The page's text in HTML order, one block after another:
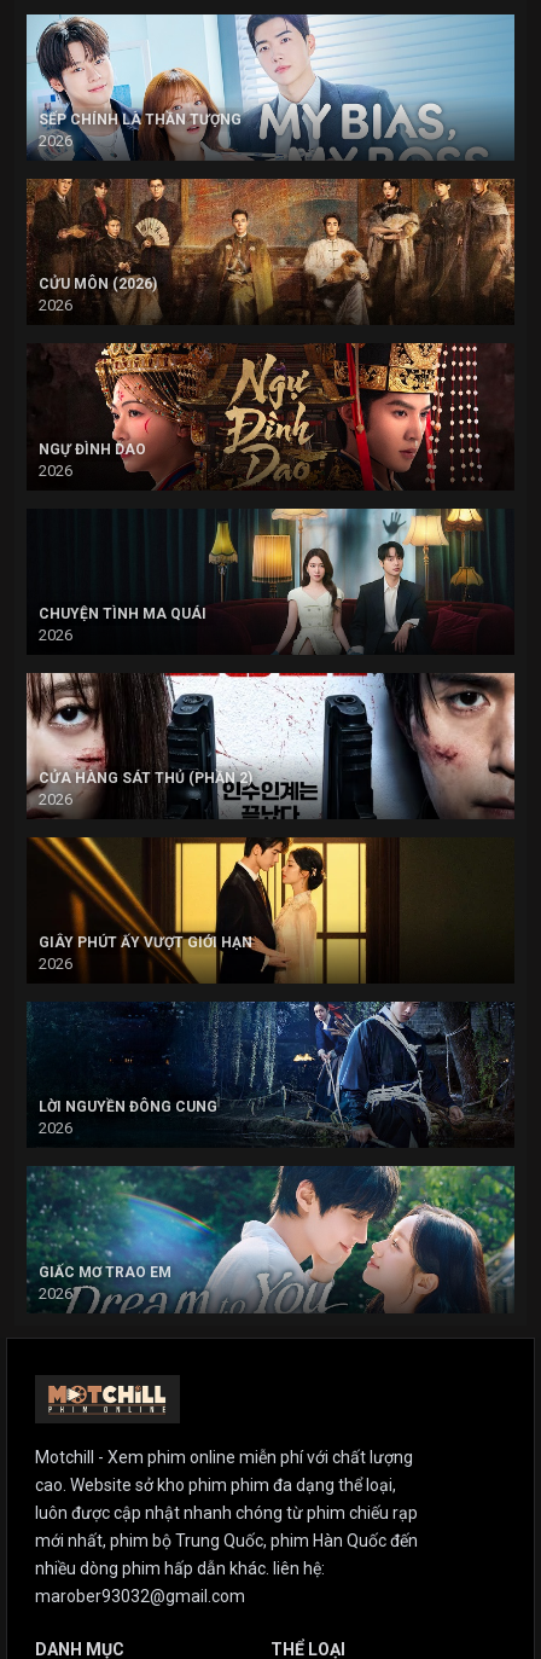
SẾP CHÍNH LÀ THẦN TƯỢNG
2026
CỬU MÔN (2026)
2026
NGỰ ĐÌNH DAO
2026
CHUYỆN TÌNH MA QUÁI
2026
CỬA HÀNG SÁT THỦ (PHẦN 2)
2026
GIÂY PHÚT ẤY VƯỢT GIỚI HẠN
2026
LỜI NGUYỀN ĐÔNG CUNG
2026
GIẤC MƠ TRAO EM
2026
Motchill - Xem phim online miễn phí với chất lượng
cao. Website sở kho phim phim đa dạng thể loại,
luôn được cập nhật nhanh chóng từ phim chiếu rạp
mới nhất, phim bộ Trung Quốc, phim Hàn Quốc đến
nhiều dòng phim hấp dẫn khác. liên hệ:
marober93032@gmail.com
DANH MỤC THỂ LOẠI